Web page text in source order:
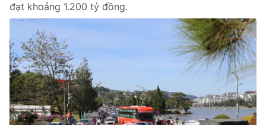
đạt khoảng 1.200 tỷ đồng.